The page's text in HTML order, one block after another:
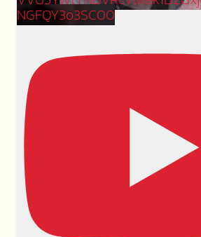
NGFQY3o3SC00